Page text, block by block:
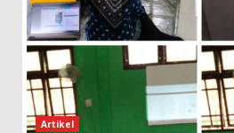
Artikel